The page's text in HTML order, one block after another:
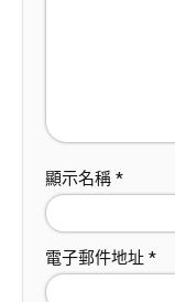
顯示名稱 *
電子郵件地址 *